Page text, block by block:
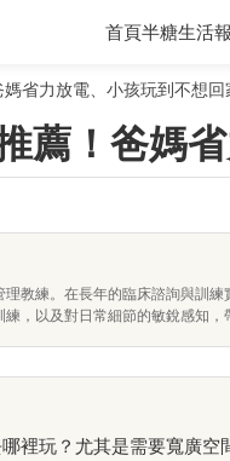
首頁半糖生活
省力放電、小孩玩到不想
薦！爸媽
教練。在長年的臨床諮詢與訓
，以及對日常細節的敏銳感知，
裡玩？尤其是需要寬廣